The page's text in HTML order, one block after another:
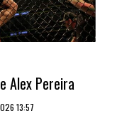
Alex Pereira
13:57